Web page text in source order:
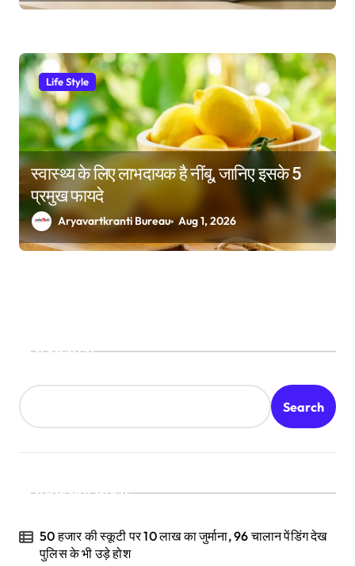
Life Style
स्वास्थ्य के लिए लाभदायक है नींबू, जानिए इसके 5
प्रमुख फायदे
Aryavartkranti Bureau Aug 1, 2026
Search
Search
Recent Posts
50 हजार की स्कूटी पर 10 लाख का जुर्माना, 96 चालान पेंडिंग देख
पुलिस के भी उड़े होश